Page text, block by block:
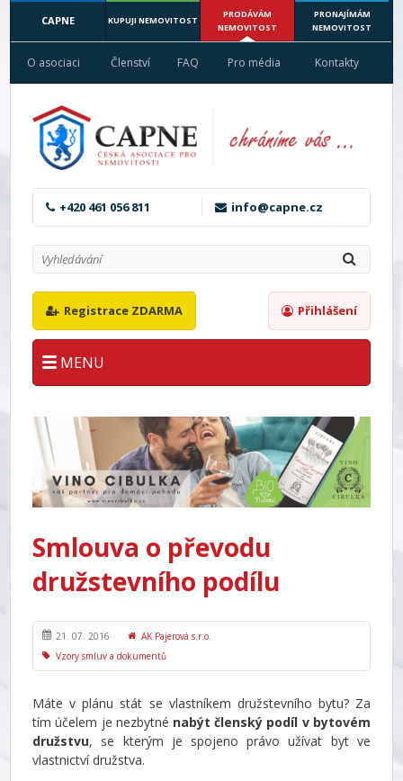
CAPNE KUPUJI NEMOVITOST
PRODÁVÁM
NEMOVITOST
PRONAJÍMÁM
NEMOVITOST
O asociaci Členství FAQ Pro média Kontakty
+420 461 056 811 info@capne.cz
Registrace ZDARMA Přihlášení
MENU
Smlouva o převodu
družstevního podílu
21. 07. 2016
AK Pajerová s.r.o.
Vzory smluv a dokumentů
Máte v plánu stát se vlastníkem družstevního bytu? Za
tím účelem je nezbytné nabýt členský podíl v bytovém
družstvu, se kterým je spojeno právo užívat byt ve
vlastnictví družstva.